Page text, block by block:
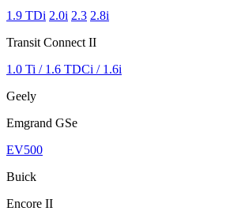
1.9 TDi 2.0i 2.3 2.8i
Transit Connect II
1.0 Ti / 1.6 TDCi / 1.6i
Geely
Emgrand GSe
EV500
Buick
Encore II